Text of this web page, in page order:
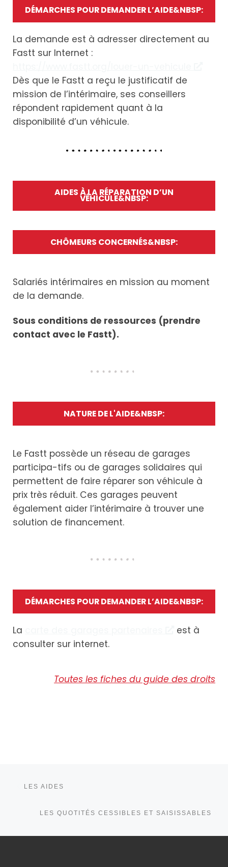
DÉMARCHES POUR DEMANDER L’AIDE&NBSP:
La demande est à adresser directement au
Fastt sur Internet :
Dès que le Fastt a reçu le justificatif de
mission de l’intérimaire, ses conseillers
répondent rapidement quant à la
disponibilité d’un véhicule.
AIDES À LA RÉPARATION D’UN
VÉHICULE&NBSP:
CHÔMEURS CONCERNÉS&NBSP:
Salariés intérimaires en mission au moment
de la demande.
Sous conditions de ressources (prendre
contact avec le Fastt).
NATURE DE L'AIDE&NBSP:
Le Fastt possède un réseau de garages
participa-tifs ou de garages solidaires qui
permettent de faire réparer son véhicule à
prix très réduit. Ces garages peuvent
également aider l’intérimaire à trouver une
solution de financement.
DÉMARCHES POUR DEMANDER L’AIDE&NBSP:
La
est à
consulter sur internet.
Toutes les fiches du guide des droits
LES AIDES
LES QUOTITÉS CESSIBLES ET SAISISSABLES